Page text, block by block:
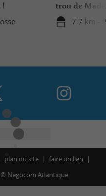
!
trou de
7,7 km -
plan du site
faire un lien
© Negocom Atlantique